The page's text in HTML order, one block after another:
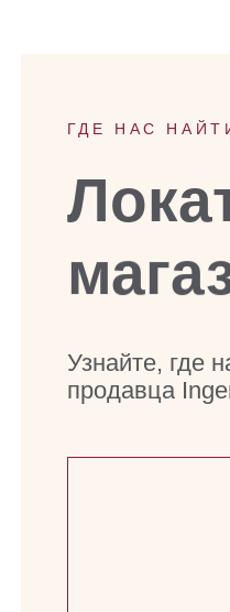
ГДЕ НАС
Узнайте, где
продавца